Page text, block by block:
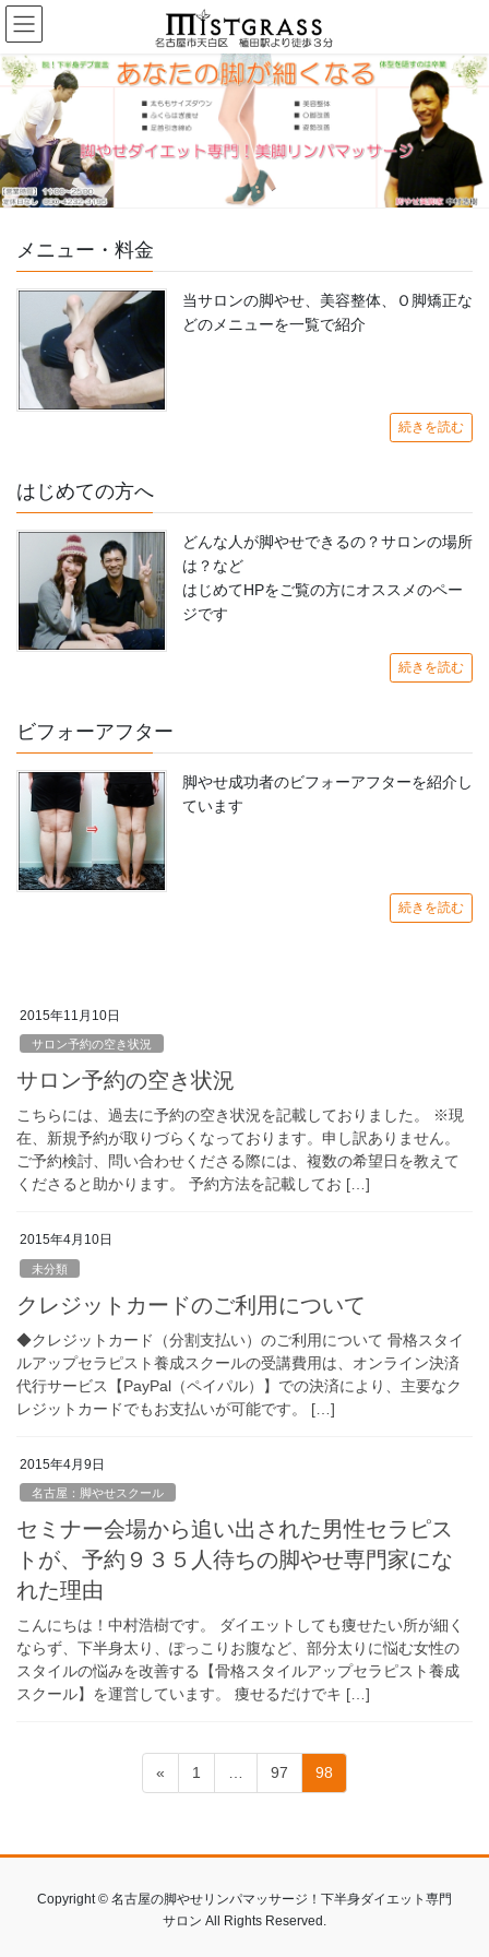
コ
ン
テ
ン
ス
キ
ッ
ナ
ビ
ゲ
ー
ン
に
移
メニュー・料金
当サロンの脚やせ、美容整体、Ｏ脚矯正な
どのメニューを一覧で紹介
続きを読む
はじめての方へ
どんな人が脚やせできるの？サロンの場所
は？など
はじめてHPをご覧の方にオススメのペー
ジです
続きを読む
ビフォーアフター
脚やせ成功者のビフォーアフターを紹介し
ています
続きを読む
2015年11月10日
サロン予約の空き状況
サロン予約の空き状況
こちらには、過去に予約の空き状況を記載しておりました。 ※現
在、新規予約が取りづらくなっております。申し訳ありません。
ご予約検討、問い合わせくださる際には、複数の希望日を教えて
くださると助かります。 予約方法を記載してお […]
2015年4月10日
未分類
クレジットカードのご利用について
◆クレジットカード（分割支払い）のご利用について 骨格スタイ
ルアップセラピスト養成スクールの受講費用は、オンライン決済
代行サービス【PayPal（ペイパル）】での決済により、主要なク
レジットカードでもお支払いが可能です。 […]
2015年4月9日
名古屋：脚やせスクール
セミナー会場から追い出された男性セラピス
トが、予約９３５人待ちの脚やせ専門家にな
れた理由
こんにちは！中村浩樹です。 ダイエットしても痩せたい所が細く
ならず、下半身太り、ぽっこりお腹など、部分太りに悩む女性の
スタイルの悩みを改善する【骨格スタイルアップセラピスト養成
スクール】を運営しています。 痩せるだけでキ […]
ペ
ー
«
固
定
1 …
固
定
97
固
定
98
Copyright © 名古屋の脚やせリンパマッサージ！下半身ダイエット専門
サロン All Rights Reserved.